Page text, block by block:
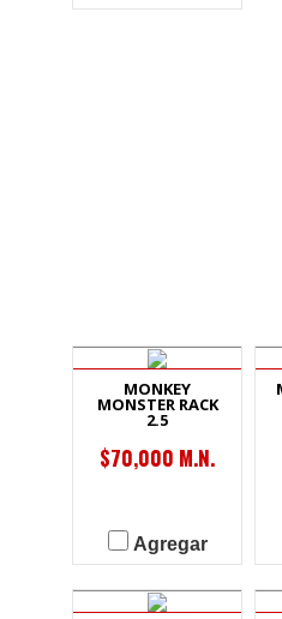
MONKEY
MONSTER RACK
2.5
$70,000 M.N.
Agregar